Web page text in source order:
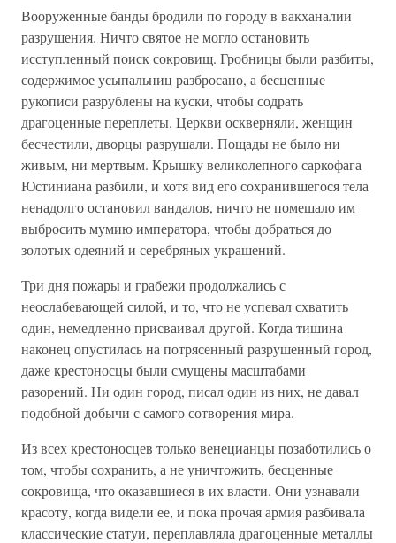
Вооруженные банды бродили по городу в вакханалии
разрушения. Ничто святое не могло остановить
исступленный поиск сокровищ. Гробницы были разбиты,
содержимое усыпальниц разбросано, а бесценные
рукописи разрублены на куски, чтобы содрать
драгоценные переплеты. Церкви оскверняли, женщин
бесчестили, дворцы разрушали. Пощады не было ни
живым, ни мертвым. Крышку великолепного саркофага
Юстиниана разбили, и хотя вид его сохранившегося тела
ненадолго остановил вандалов, ничто не помешало им
выбросить мумию императора, чтобы добраться до
золотых одеяний и серебряных украшений.
Три дня пожары и грабежи продолжались с
неослабевающей силой, и то, что не успевал схватить
один, немедленно присваивал другой. Когда тишина
наконец опустилась на потрясенный разрушенный город,
даже крестоносцы были смущены масштабами
разорений. Ни один город, писал один из них, не давал
подобной добычи с самого сотворения мира.
Из всех крестоносцев только венецианцы позаботились о
том, чтобы сохранить, а не уничтожить, бесценные
сокровища, что оказавшиеся в их власти. Они узнавали
красоту, когда видели ее, и пока прочая армия разбивала
классические статуи, переплавляла драгоценные металлы